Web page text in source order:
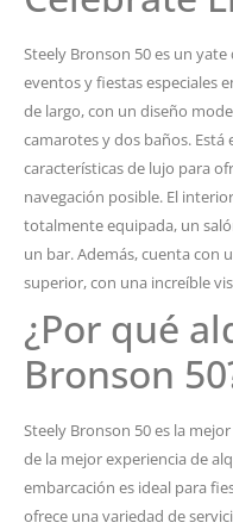
Steely Bronson 50 es un
eventos y fiestas especiales
de largo, con un diseño
camarotes y dos baños.
características de lujo para
navegación posible. El
totalmente equipada, un
un bar. Además, cuenta con
superior, con una increíble
¿Por qué
Bronson
Steely Bronson 50 es la
de la mejor experiencia de
embarcación es ideal para
ofrece una variedad de